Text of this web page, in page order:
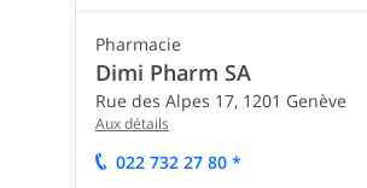
Pharmacie
Dimi Pharm SA
Rue des Alpes 17, 1201 Genève
Aux détails
022 732 27 80 *